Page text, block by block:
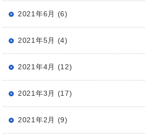
2021年6月 (6)
2021年5月 (4)
2021年4月 (12)
2021年3月 (17)
2021年2月 (9)